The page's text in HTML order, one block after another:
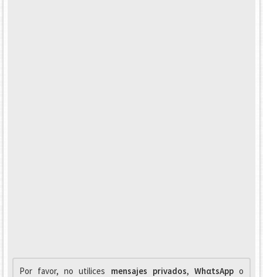
Por favor, no utilices mensajes privados, WhαtsAppo